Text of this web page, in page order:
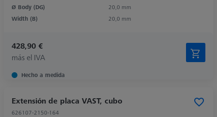
Ø Body (DG)
20,0 mm
Width (B)
20,0 mm
428,90 €
más el IVA
Hecho a medida
Extensión de placa VAST, cubo
626107-2150-164